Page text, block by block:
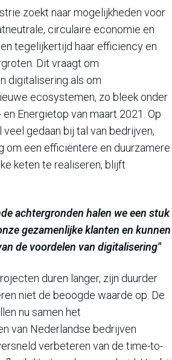
zoekt naar mogelijkheden voor
circulaire economie en
tegelijkertijd haar efficiency en
Dit vraagt om
digitalisering als om
ecosystemen, zo bleek onder
Energietop van maart 2021. Op
gedaan bij tal van bedrijven,
om een efficiëntere en duurzamere
keten te realiseren, blijft
achtergronden halen we een stuk
gezamenlijke klanten en kunnen
de voordelen van digitalisering"
duren langer, zijn duurder
niet de beoogde waarde op. De
nu samen het
van Nederlandse bedrijven
verbeteren van de time-to-